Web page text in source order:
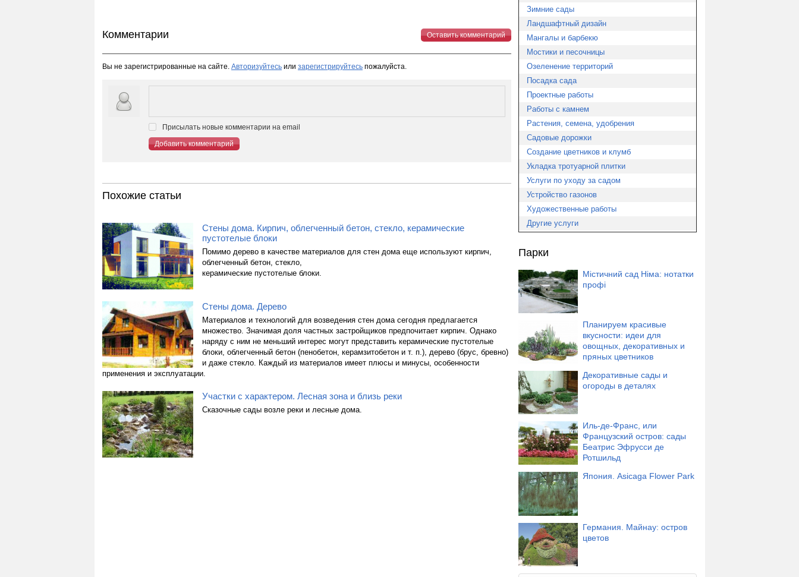
Комментарии Оставить комментарий
Вы не зарегистрированные на сайте. Авторизуйтесь или зарегистрируйтесь пожалуйста.
Присылать новые комментарии на email
Добавить комментарий
Похожие статьи
Стены дома. Кирпич, облегченный бетон, стекло, керамические
пустотелые блоки
Помимо дерево в качестве материалов для стен дома еще используют кирпич,
облегченный бетон, стекло,
керамические пустотелые блоки.
Стены дома. Дерево
Материалов и технологий для возведения стен дома сегодня предлагается
множество. Значимая доля частных застройщиков предпочитает кирпич. Однако
наряду с ним не меньший интерес могут представить керамические пустотелые
блоки, облегченный бетон (пенобетон, керамзитобетон и т. п.), дерево (брус, бревно)
и даже стекло. Каждый из материалов имеет плюсы и минусы, особенности
применения и эксплуатации.
Участки с характером. Лесная зона и близь реки
Сказочные сады возле реки и лесные дома.
Зимние сады
Ландшафтный дизайн
Мангалы и барбекю
Мостики и песочницы
Озеленение территорий
Посадка сада
Проектные работы
Работы с камнем
Растения, семена, удобрения
Садовые дорожки
Создание цветников и клумб
Укладка тротуарной плитки
Услуги по уходу за садом
Устройство газонов
Художественные работы
Другие услуги
Парки
Містичний сад Німа: нотатки
профі
Планируем красивые
вкусности: идеи для
овощных, декоративных и
пряных цветников
Декоративные сады и
огороды в деталях
Иль-де-Франс, или
Французский остров: сады
Беатрис Эфрусси де
Ротшильд
Япония. Asicaga Flower Park
Германия. Майнау: остров
цветов